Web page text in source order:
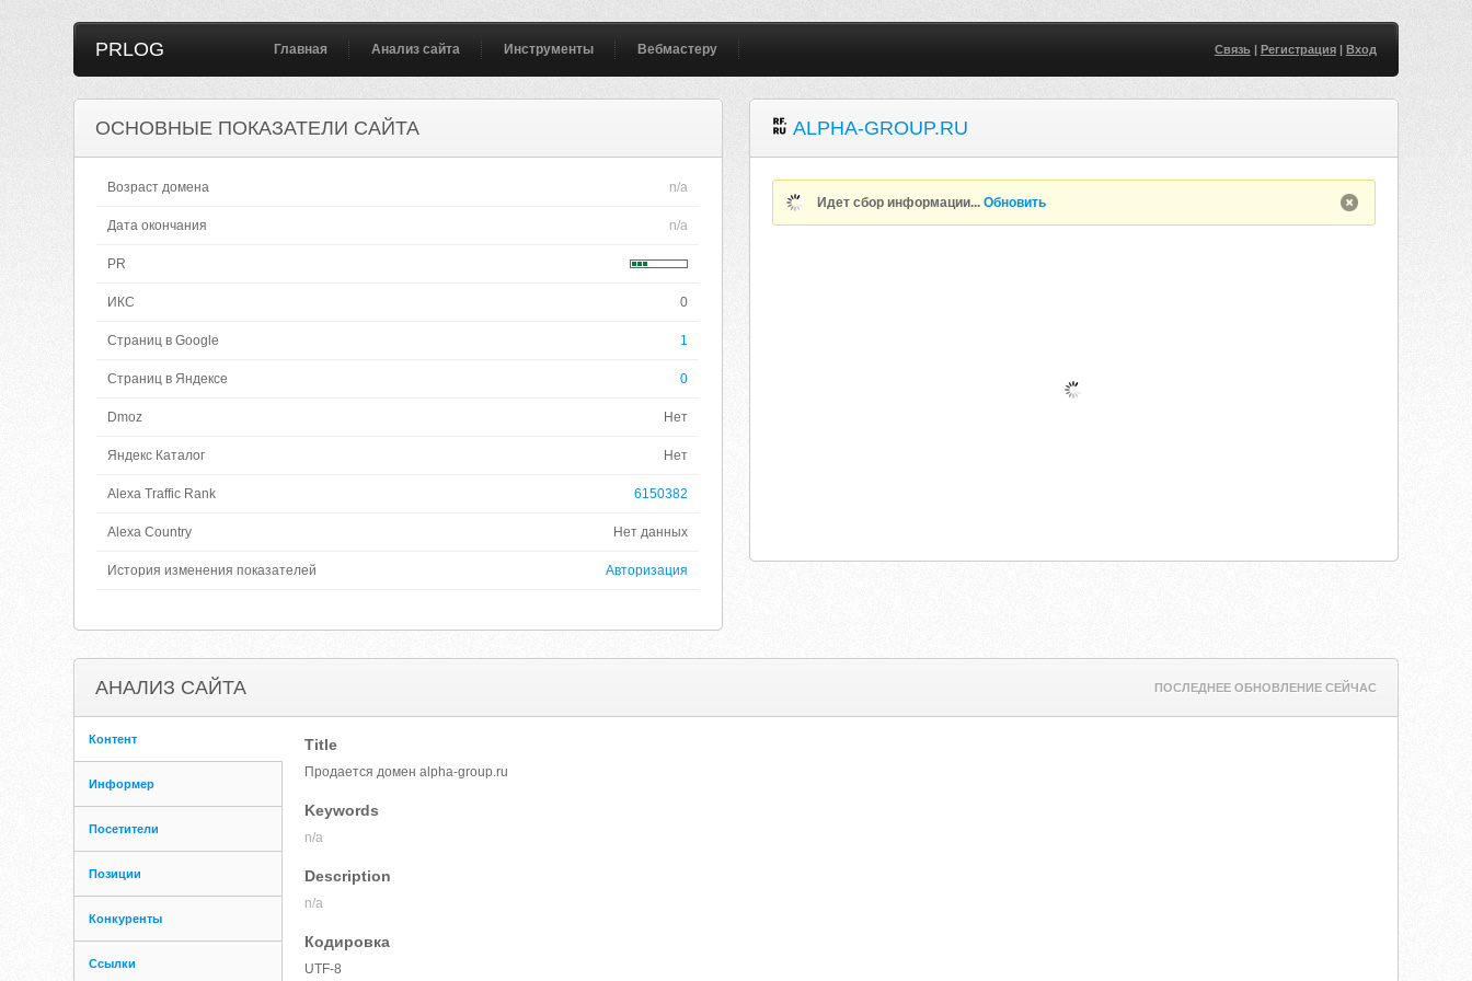
PRLOG Главная Анализ сайта Инструменты Вебмастеру Связь| Регистрация| Вход
ОСНОВНЫЕ ПОКАЗАТЕЛИ САЙТА
Возраст домена n/a
Дата окончания n/a
PR
ИКС 0
Страниц в Google 1
Страниц в Яндексе 0
Dmoz Нет
Яндекс Каталог Нет
Alexa Traffic Rank 6150382
Alexa Country Нет данных
История изменения показателей Авторизация
ALPHA-GROUP.RU
Идет сбор информации...Обновить
АНАЛИЗ САЙТА ПОСЛЕДНЕЕ ОБНОВЛЕНИЕ СЕЙЧАС
Контент
Информер
Посетители
Позиции
Конкуренты
Ссылки
Title
Продается домен alpha-group.ru
Keywords
n/a
Description
n/a
Кодировка
UTF-8